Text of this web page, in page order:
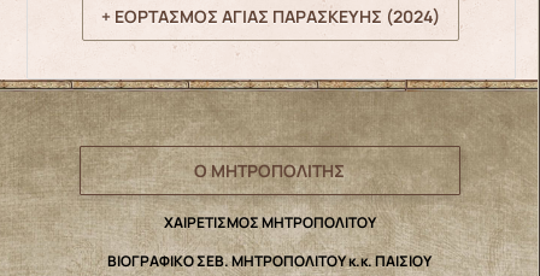
+ ΕΟΡΤΑΣΜΟΣ ΑΓΙΑΣ ΠΑΡΑΣΚΕΥΗΣ (2024)
Ο ΜΗΤΡΟΠΟΛΙΤΗΣ
ΧΑΙΡΕΤΙΣΜΟΣ ΜΗΤΡΟΠΟΛΙΤΟΥ
ΒΙΟΓΡΑΦΙΚΟ ΣΕΒ. ΜΗΤΡΟΠΟΛΙΤΟΥ κ.κ. ΠΑΙΣΙΟΥ